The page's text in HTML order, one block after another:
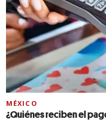
MÉXICO
¿Quiénes reciben el